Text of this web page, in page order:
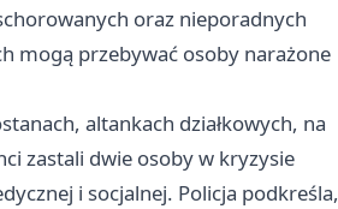
oraz nieporadnych
mogą przebywać osoby narażone
altankach działkowych, na
zastali dwie osoby w kryzysie
i socjalnej. Policja podkreśla,